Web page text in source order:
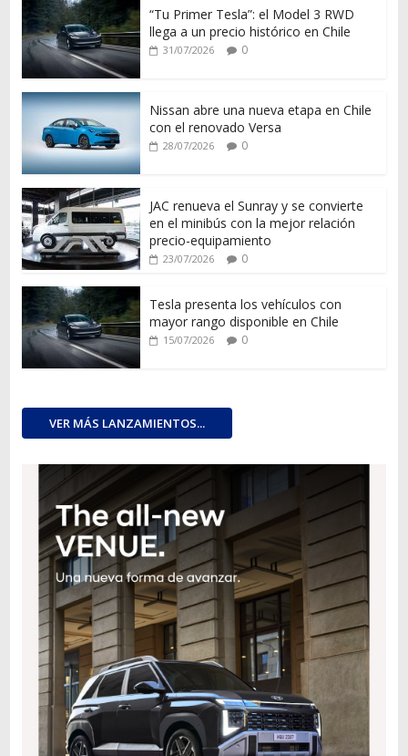
“Tu Primer Tesla”: el Model 3 RWD
llega a un precio histórico en Chile
31/07/2026 0
Nissan abre una nueva etapa en Chile
con el renovado Versa
28/07/2026 0
JAC renueva el Sunray y se convierte
en el minibús con la mejor relación
precio-equipamiento
23/07/2026 0
Tesla presenta los vehículos con
mayor rango disponible en Chile
15/07/2026 0
VER MÁS LANZAMIENTOS...